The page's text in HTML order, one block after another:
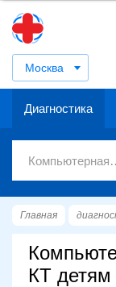
Москва
Диагностика
Главная
КТ